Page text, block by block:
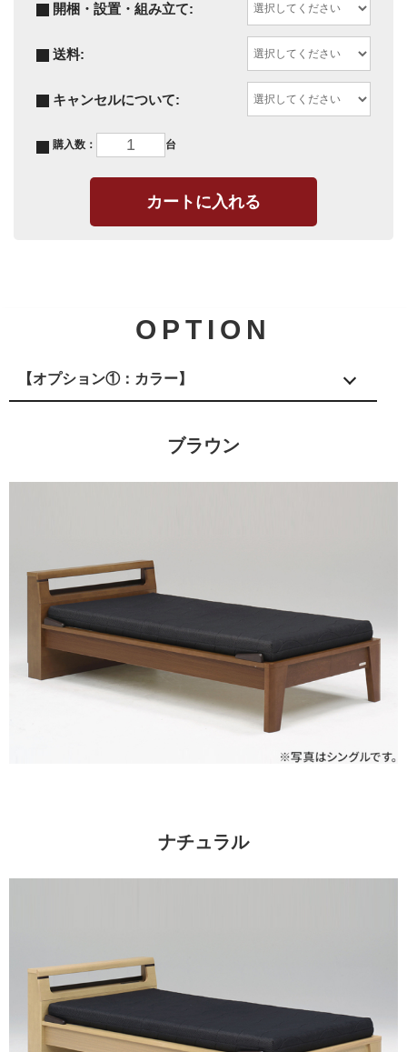
開梱・設置・組み立て:
送料:
キャンセルについて:
購入数： 台
OPTION
【オプション①：カラー】
ブラウン
ナチュラル